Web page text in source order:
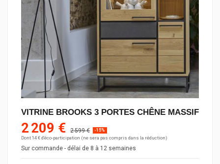
VITRINE BROOKS 3 PORTES CHÊNE MASSIF
2 209 € 2 599 € -15%
Dont 14 € d'éco-participation (ne sera pas compris dans la réduction)
Sur commande - délai de 8 à 12 semaines